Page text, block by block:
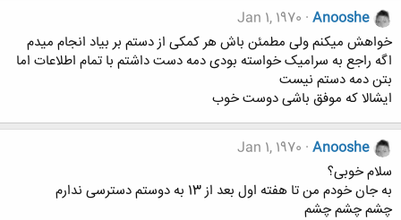
Anooshe
Jan 1, 1970
خواهش میکنم ولی مطمئن باش هر کمکی از دستم بر بیاد انجام میدم
اگه راجع به سرامیک خواسته بودی دمه دست داشتم با تمام اطلاعات اما
بتن دمه دستم نیست
ایشالا که موفق باشی دوست خوب
Anooshe
Jan 1, 1970
سلام خوبی؟
به جان خودم من تا هفته اول بعد از 13 به دوستم دسترسی ندارم
چشم چشم چشم